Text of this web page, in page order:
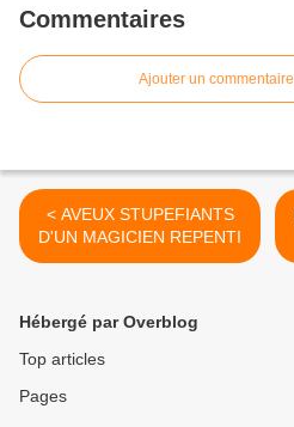
Commentaires
Ajouter un commentaire
< AVEUX STUPEFIANTS
D'UN MAGICIEN REPENTI
Hébergé par Overblog
Top articles
Pages